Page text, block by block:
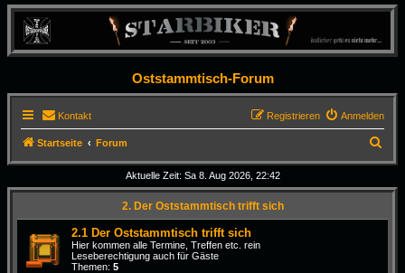
Oststammtisch-Forum
Kontakt Anmelden
Registrieren
Startseite Forum
u
c
Aktuelle Zeit: Sa 8. Aug 2026, 22:42
2. Der Oststammtisch trifft sich
2.1 Der Oststammtisch trifft sich
Hier kommen alle Termine, Treffen etc. rein
Leseberechtigung auch für Gäste
Themen: 5